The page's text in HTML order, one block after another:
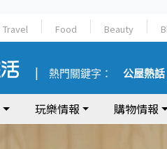
Travel Food Beauty
熱門關鍵字： 公屋熱話
玩樂情報 購物情報